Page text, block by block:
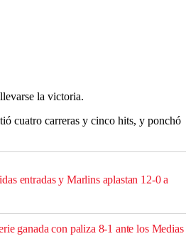
la victoria.
cuatro carreras y cinco hits, y ponchó
entradas y Marlins aplastan 12-0 a
ganada con paliza 8-1 ante los Medias